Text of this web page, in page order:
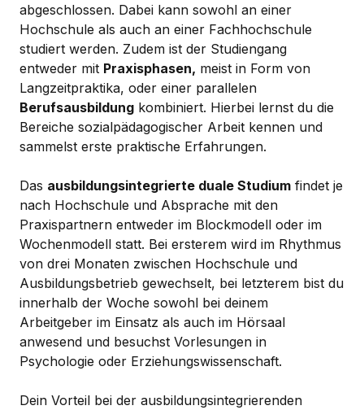
abgeschlossen. Dabei kann sowohl an einer
Hochschule als auch an einer Fachhochschule
studiert werden. Zudem ist der Studiengang
entweder mit Praxisphasen, meist in Form von
Langzeitpraktika, oder einer parallelen
Berufsausbildung kombiniert. Hierbei lernst du die
Bereiche sozialpädagogischer Arbeit kennen und
sammelst erste praktische Erfahrungen.
Das ausbildungsintegrierte duale Studium findet je
nach Hochschule und Absprache mit den
Praxispartnern entweder im Blockmodell oder im
Wochenmodell statt. Bei ersterem wird im Rhythmus
von drei Monaten zwischen Hochschule und
Ausbildungsbetrieb gewechselt, bei letzterem bist du
innerhalb der Woche sowohl bei deinem
Arbeitgeber im Einsatz als auch im Hörsaal
anwesend und besuchst Vorlesungen in
Psychologie oder Erziehungswissenschaft.
Dein Vorteil bei der ausbildungsintegrierenden